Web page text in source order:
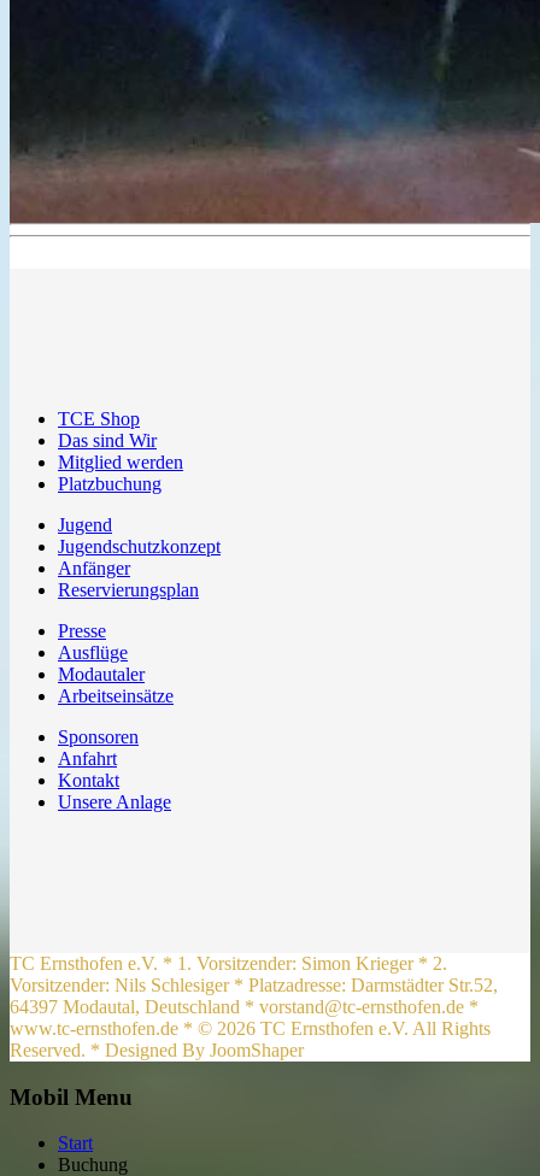
TCE Shop
Das sind Wir
Mitglied werden
Platzbuchung
Jugend
Jugendschutzkonzept
Anfänger
Reservierungsplan
Presse
Ausflüge
Modautaler
Arbeitseinsätze
Sponsoren
Anfahrt
Kontakt
Unsere Anlage
TC Ernsthofen e.V. * 1. Vorsitzender: Simon Krieger * 2.
Vorsitzender: Nils Schlesiger * Platzadresse: Darmstädter Str.52,
64397 Modautal, Deutschland * vorstand@tc-ernsthofen.de *
www.tc-ernsthofen.de * © 2026 TC Ernsthofen e.V. All Rights
Reserved. * Designed By JoomShaper
Mobil Menu
Start
Buchung